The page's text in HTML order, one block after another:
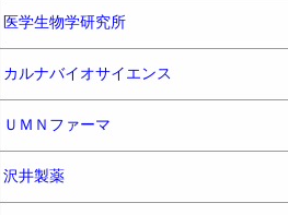
医学生物学研究所
カルナバイオサイエンス
ＵＭＮファーマ
沢井製薬